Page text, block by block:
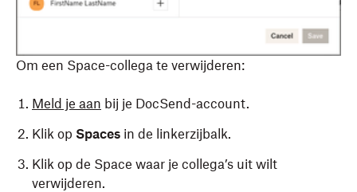
Om een Space-collega te verwijderen:
Meld je aan bij je DocSend-account.
Klik op Spaces in de linkerzijbalk.
Klik op de Space waar je collega’s uit wilt
verwijderen.